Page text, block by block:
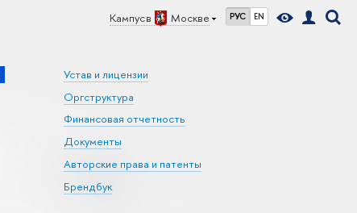
Кампус в Москве РУС EN
Устав и лицензии
Оргструктура
Финансовая отчетность
Документы
Авторские права и патенты
Брендбук